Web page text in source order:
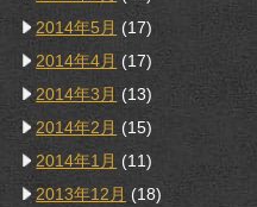
2014年5月 (17)
2014年4月 (17)
2014年3月 (13)
2014年2月 (15)
2014年1月 (11)
2013年12月 (18)